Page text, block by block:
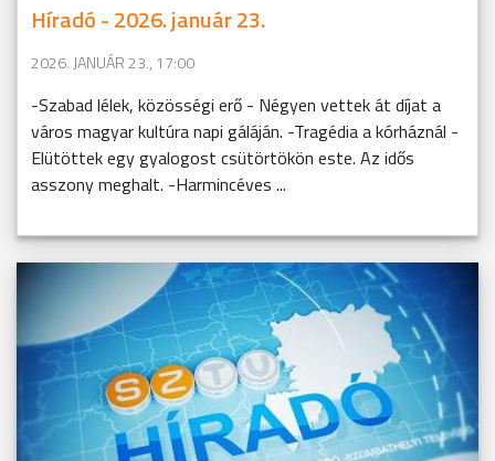
Híradó - 2026. január 23.
2026. JANUÁR 23., 17:00
-Szabad lélek, közösségi erő - Négyen vettek át díjat a
város magyar kultúra napi gáláján. -Tragédia a kórháznál -
Elütöttek egy gyalogost csütörtökön este. Az idős
asszony meghalt. -Harmincéves ...